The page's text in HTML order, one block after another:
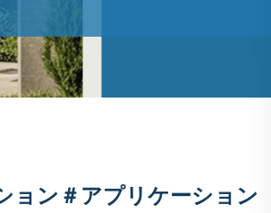
ョン＃アプリケーション